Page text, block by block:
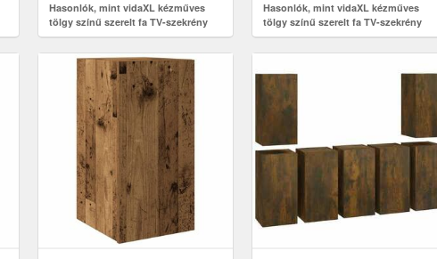
Hasonlók, mint vidaXL kézműves
tölgy színű szerelt fa TV-szekrény
30, 5 x 30 x 90 cm
Hasonlók, mint vidaXL kézműves
tölgy színű szerelt fa TV-szekrény
30, 5 x 30 x 110 cm